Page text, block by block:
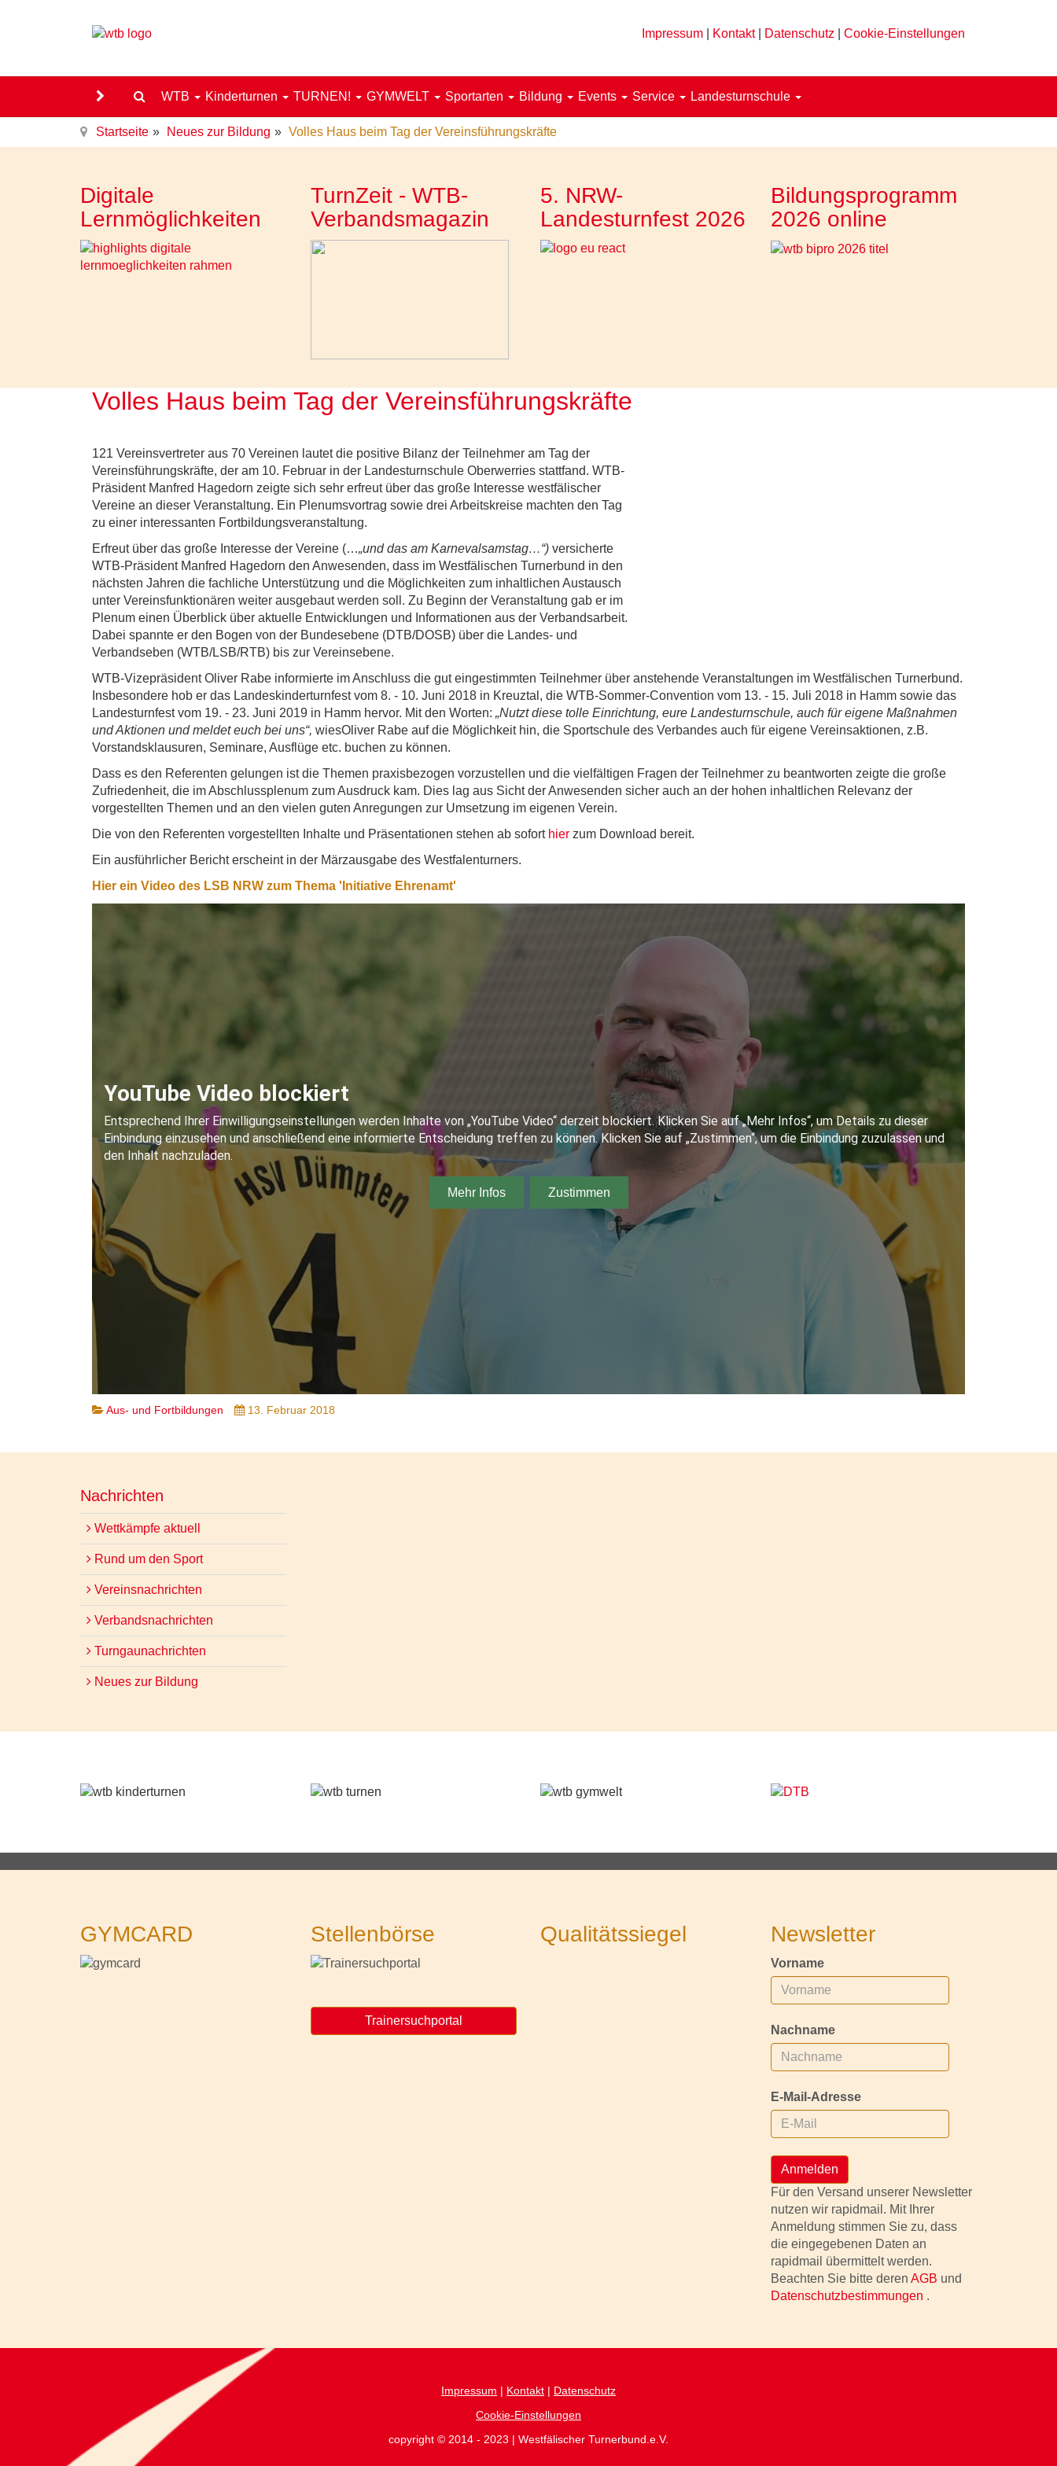
Impressum Kontakt| Datenschutz Cookie-Einstellungen
WTB Kinderturnen TURNEN! GYMWELT Sportarten Bildung Events Service Landesturnschule
Startseite Neues zur Bildung Volles Haus beim Tag der Vereinsführungskräfte
Digitale
Lernmöglichkeiten
TurnZeit - WTB-
Verbandsmagazin
5. NRW-
Landesturnfest 2026
Bildungsprogramm
2026 online
Volles Haus beim Tag der Vereinsführungskräfte
121 Vereinsvertreter aus 70 Vereinen lautet die positive Bilanz der Teilnehmer am Tag der
Vereinsführungskräfte, der am 10. Februar in der Landesturnschule Oberwerries stattfand. WTB-
Präsident Manfred Hagedorn zeigte sich sehr erfreut über das große Interesse westfälischer
Vereine an dieser Veranstaltung. Ein Plenumsvortrag sowie drei Arbeitskreise machten den Tag
zu einer interessanten Fortbildungsveranstaltung.
Erfreut über das große Interesse der Vereine (…„und das am Karnevalsamstag…“) versicherte
WTB-Präsident Manfred Hagedorn den Anwesenden, dass im Westfälischen Turnerbund in den
nächsten Jahren die fachliche Unterstützung und die Möglichkeiten zum inhaltlichen Austausch
unter Vereinsfunktionären weiter ausgebaut werden soll. Zu Beginn der Veranstaltung gab er im
Plenum einen Überblick über aktuelle Entwicklungen und Informationen aus der Verbandsarbeit.
Dabei spannte er den Bogen von der Bundesebene (DTB/DOSB) über die Landes- und
Verbandseben (WTB/LSB/RTB) bis zur Vereinsebene.
WTB-Vizepräsident Oliver Rabe informierte im Anschluss die gut eingestimmten Teilnehmer über anstehende Veranstaltungen im Westfälischen Turnerbund.
Insbesondere hob er das Landeskinderturnfest vom 8. - 10. Juni 2018 in Kreuztal, die WTB-Sommer-Convention vom 13. - 15. Juli 2018 in Hamm sowie das
Landesturnfest vom 19. - 23. Juni 2019 in Hamm hervor. Mit den Worten: „Nutzt diese tolle Einrichtung, eure Landesturnschule, auch für eigene Maßnahmen
und Aktionen und meldet euch bei uns“, wiesOliver Rabe auf die Möglichkeit hin, die Sportschule des Verbandes auch für eigene Vereinsaktionen, z.B.
Vorstandsklausuren, Seminare, Ausflüge etc. buchen zu können.
Dass es den Referenten gelungen ist die Themen praxisbezogen vorzustellen und die vielfältigen Fragen der Teilnehmer zu beantworten zeigte die große
Zufriedenheit, die im Abschlussplenum zum Ausdruck kam. Dies lag aus Sicht der Anwesenden sicher auch an der hohen inhaltlichen Relevanz der
vorgestellten Themen und an den vielen guten Anregungen zur Umsetzung im eigenen Verein.
Die von den Referenten vorgestellten Inhalte und Präsentationen stehen ab sofort hier zum Download bereit.
Ein ausführlicher Bericht erscheint in der Märzausgabe des Westfalenturners.
Hier ein Video des LSB NRW zum Thema 'Initiative Ehrenamt'
Aus- und Fortbildungen 13. Februar 2018
Nachrichten
Wettkämpfe aktuell
Rund um den Sport
Vereinsnachrichten
Verbandsnachrichten
Turngaunachrichten
Neues zur Bildung
GYMCARD Stellenbörse
Trainersuchportal
Qualitätssiegel Newsletter
Vorname
Nachname
E-Mail-Adresse
Anmelden
Für den Versand unserer Newsletter
nutzen wir rapidmail. Mit Ihrer
Anmeldung stimmen Sie zu, dass
die eingegebenen Daten an
rapidmail übermittelt werden.
Beachten Sie bitte deren AGB und
Datenschutzbestimmungen .
Impressum | Kontakt | Datenschutz
Cookie-Einstellungen
copyright © 2014 - 2023 | Westfälischer Turnerbund.e.V.